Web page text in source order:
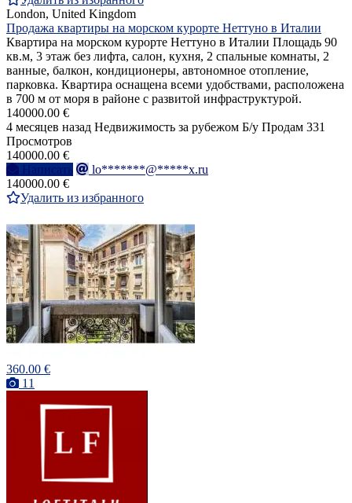
London, United Kingdom
Продажа квартиры на морском курорте Неттуно в Италии
Квартира на морском курорте Неттуно в Италии Площадь 90
кв.м, 3 этаж без лифта, салон, кухня, 2 спальные комнаты, 2
ванные, балкон, кондиционеры, автономное отопление,
парковка. Квартира оснащена всеми удобствами, расположена
в 700 м от моря в районе с развитой инфраструктурой.
140000.00 €
4 месяцев назад Недвижимость за рубежом Б/у Продам 331
Просмотров
140000.00 €
Написать
lo*******@*****x.ru
140000.00 €
Удалить из избранного
360.00 €
11